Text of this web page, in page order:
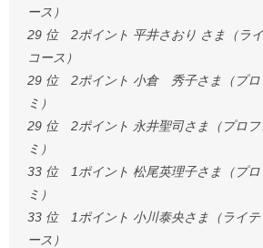
ース）
29 位 2ポイント 平井さおり さま（ラ
コース）
29 位 2ポイント 小倉 秀子さま（プロ
ミ）
29 位 2ポイント 永井聖司さま（プロフ
ミ）
33 位 1ポイント 松尾英理子さま（プロ
ミ）
33 位 1ポイント 小川泰央さま（ライテ
ース）